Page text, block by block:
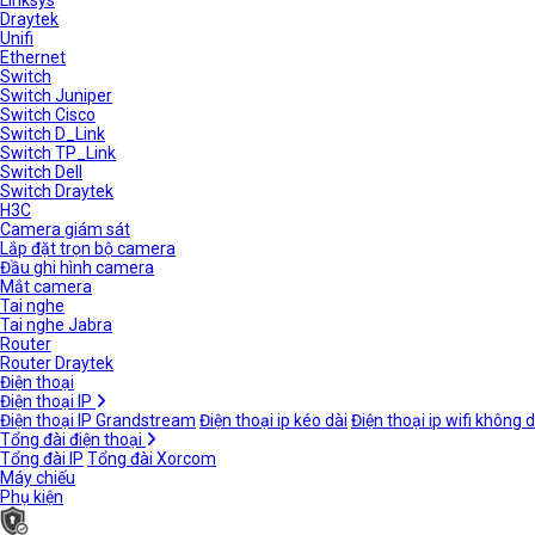
Draytek
Unifi
Ethernet
Switch
Switch Juniper
Switch Cisco
Switch D_Link
Switch TP_Link
Switch Dell
Switch Draytek
H3C
Camera giám sát
Lắp đặt trọn bộ camera
Đầu ghi hình camera
Mắt camera
Tai nghe
Tai nghe Jabra
Router
Router Draytek
Điện thoại
Điện thoại IP
Điện thoại IP Grandstream Điện thoại ip kéo dài Điện thoại ip wifi không
Tổng đài điện thoại
Tổng đài IP Tổng đài Xorcom
Máy chiếu
Phụ kiện